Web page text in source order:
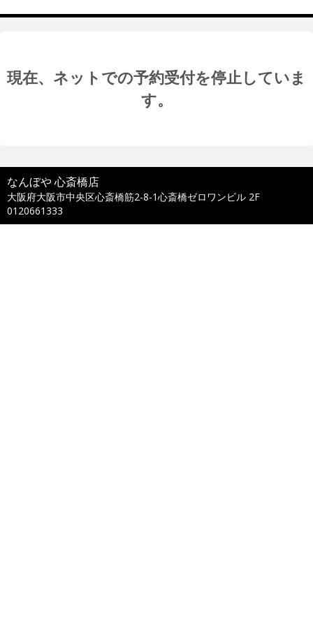
現在、ネットでの予約受付を停止していま
す。
なんぼや 心斎橋店
大阪府大阪市中央区心斎橋筋2-8-1心斎橋ゼロワンビル 2F
0120661333